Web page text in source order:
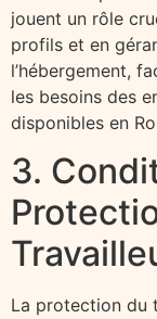
jouent un rôle
profils et en
l’hébergement,
les besoins des
disponibles en
3.
La protection du